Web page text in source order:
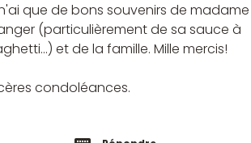
que de bons souvenirs de madame
(particulièrement de sa sauce à
et de la famille. Mille mercis!
condoléances.